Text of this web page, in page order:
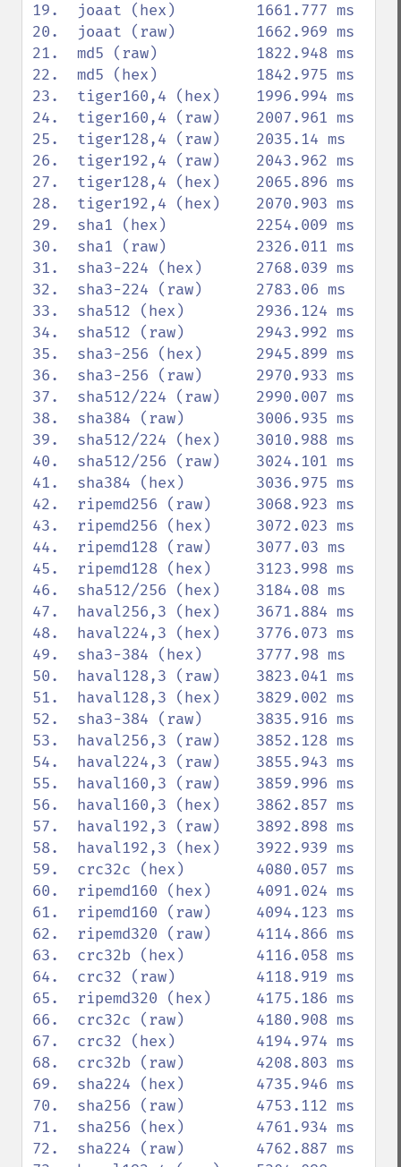
19.  joaat (hex)         1661.777 ms
20.  joaat (raw)         1662.969 ms
21.  md5 (raw)           1822.948 ms
22.  md5 (hex)           1842.975 ms
23.  tiger160,4 (hex)    1996.994 ms
24.  tiger160,4 (raw)    2007.961 ms
25.  tiger128,4 (raw)    2035.14 ms
26.  tiger192,4 (raw)    2043.962 ms
27.  tiger128,4 (hex)    2065.896 ms
28.  tiger192,4 (hex)    2070.903 ms
29.  sha1 (hex)          2254.009 ms
30.  sha1 (raw)          2326.011 ms
31.  sha3-224 (hex)      2768.039 ms
32.  sha3-224 (raw)      2783.06 ms
33.  sha512 (hex)        2936.124 ms
34.  sha512 (raw)        2943.992 ms
35.  sha3-256 (hex)      2945.899 ms
36.  sha3-256 (raw)      2970.933 ms
37.  sha512/224 (raw)    2990.007 ms
38.  sha384 (raw)        3006.935 ms
39.  sha512/224 (hex)    3010.988 ms
40.  sha512/256 (raw)    3024.101 ms
41.  sha384 (hex)        3036.975 ms
42.  ripemd256 (raw)     3068.923 ms
43.  ripemd256 (hex)     3072.023 ms
44.  ripemd128 (raw)     3077.03 ms
45.  ripemd128 (hex)     3123.998 ms
46.  sha512/256 (hex)    3184.08 ms
47.  haval256,3 (hex)    3671.884 ms
48.  haval224,3 (hex)    3776.073 ms
49.  sha3-384 (hex)      3777.98 ms
50.  haval128,3 (raw)    3823.041 ms
51.  haval128,3 (hex)    3829.002 ms
52.  sha3-384 (raw)      3835.916 ms
53.  haval256,3 (raw)    3852.128 ms
54.  haval224,3 (raw)    3855.943 ms
55.  haval160,3 (raw)    3859.996 ms
56.  haval160,3 (hex)    3862.857 ms
57.  haval192,3 (raw)    3892.898 ms
58.  haval192,3 (hex)    3922.939 ms
59.  crc32c (hex)        4080.057 ms
60.  ripemd160 (hex)     4091.024 ms
61.  ripemd160 (raw)     4094.123 ms
62.  ripemd320 (raw)     4114.866 ms
63.  crc32b (hex)        4116.058 ms
64.  crc32 (raw)         4118.919 ms
65.  ripemd320 (hex)     4175.186 ms
66.  crc32c (raw)        4180.908 ms
67.  crc32 (hex)         4194.974 ms
68.  crc32b (raw)        4208.803 ms
69.  sha224 (hex)        4735.946 ms
70.  sha256 (raw)        4753.112 ms
71.  sha256 (hex)        4761.934 ms
72.  sha224 (raw)        4762.887 ms